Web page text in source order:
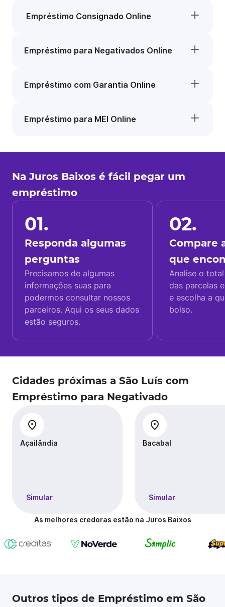
Empréstimo Consignado Online
Empréstimo para Negativados Online
Empréstimo com Garantia Online
Empréstimo para MEI Online
Na Juros Baixos é fácil pegar um
empréstimo
01.
Responda algumas
perguntas
Precisamos de algumas
informações suas para
podermos consultar nossos
parceiros. Aqui os seus dados
estão seguros.
02.
Compare
que
Analise o
das parcelas
e escolha a
bolso.
Cidades próximas a São Luís com
Empréstimo para Negativado
Açailândia
Simular
Bacabal
Simular
As melhores credoras estão na Juros Baixos
Outros tipos de Empréstimo em São